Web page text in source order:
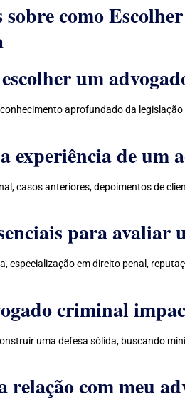
como
um
aprofundado da
experiência de um
casos anteriores, depoimentos de
para avaliar
especialização em direito penal,
criminal
uma defesa sólida, buscando
relação com meu